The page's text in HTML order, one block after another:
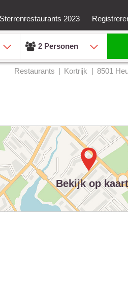
Sterrenrestaurants 2023
2 Personen
Restaurants Kortrijk 8501
Bekijk op